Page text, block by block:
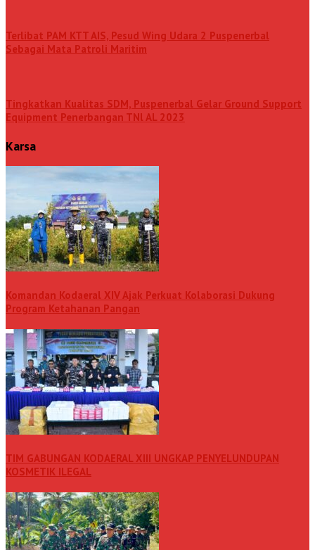
Terlibat PAM KTT AIS, Pesud Wing Udara 2 Puspenerbal
Sebagai Mata Patroli Maritim
Tingkatkan Kualitas SDM, Puspenerbal Gelar Ground Support
Equipment Penerbangan TNl AL 2023
Karsa
Komandan Kodaeral XIV Ajak Perkuat Kolaborasi Dukung
Program Ketahanan Pangan
TIM GABUNGAN KODAERAL XIII UNGKAP PENYELUNDUPAN
KOSMETIK ILEGAL